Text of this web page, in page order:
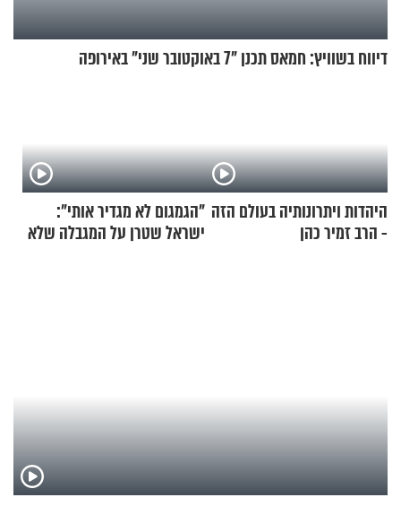
דיווח בשוויץ: חמאס תכנן "7 באוקטובר שני" באירופה
היהדות ויתרונותיה בעולם הזה
- הרב זמיר כהן
"הגמגום לא מגדיר אותי":
ישראל שטרן על המגבלה שלא